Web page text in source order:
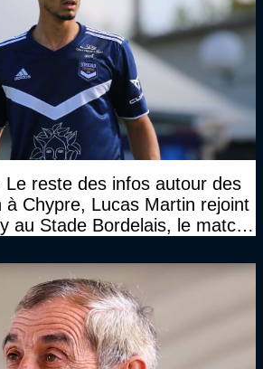
Le reste des infos autour des
à Chypre, Lucas Martin rejoint
au Stade Bordelais, le match